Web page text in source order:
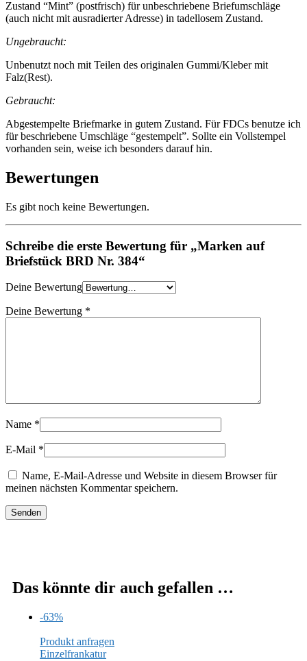
Zustand “Mint” (postfrisch) für unbeschriebene Briefumschläge
(auch nicht mit ausradierter Adresse) in tadellosem Zustand.
Ungebraucht:
Unbenutzt noch mit Teilen des originalen Gummi/Kleber mit
Falz(Rest).
Gebraucht:
Abgestempelte Briefmarke in gutem Zustand. Für FDCs benutze ich
für beschriebene Umschläge “gestempelt”. Sollte ein Vollstempel
vorhanden sein, weise ich besonders darauf hin.
Bewertungen
Es gibt noch keine Bewertungen.
Schreibe die erste Bewertung für „Marken auf
Briefstück BRD Nr. 384“
Deine Bewertung
Deine Bewertung *
Name *
E-Mail *
Name, E-Mail-Adresse und Website in diesem Browser für
meinen nächsten Kommentar speichern.
Das könnte dir auch gefallen …
-63%
Produkt anfragen
Einzelfrankatur